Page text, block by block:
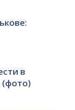
в
(фото)